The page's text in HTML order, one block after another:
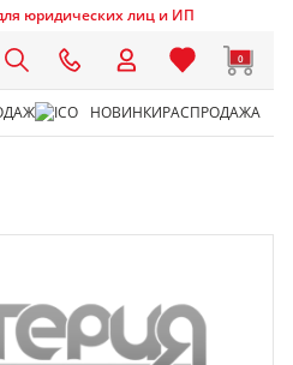
юридических лиц и ИП
0
НОВИНКИРАСПРОДАЖА